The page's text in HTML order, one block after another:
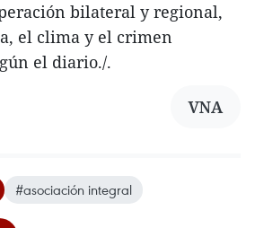
bilateral y regional,
el clima y el crimen
el diario./.
VNA
#asociación integral